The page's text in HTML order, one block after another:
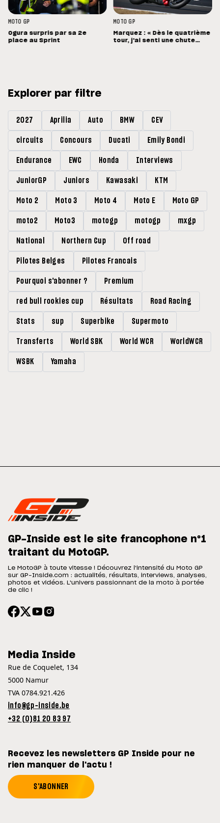
MOTO GP
Ogura surpris par sa 2e
place au Sprint
MOTO GP
Marquez : « Dès le quatrième
tour, j'ai senti une chute
Explorer par filtre
2027 Aprilia Auto BMW CEV
circuits Concours Ducati Emily Bondi
Endurance EWC Honda Interviews
JuniorGP Juniors Kawasaki KTM
Moto 2 Moto 3 Moto 4 Moto E Moto GP
moto2 Moto3 motogp motogp mxgp
National Northern Cup Off road
Pilotes Belges Pilotes Francais
Pourquoi s'abonner ? Premium
red bull rookies cup Résultats Road Racing
Stats sup Superbike Supermoto
Transferts World SBK World WCR WorldWCR
WSBK Yamaha
GP-Inside est le site francophone n°1
traitant du MotoGP.
Le MotoGP à toute vitesse ! Découvrez l'intensité du Moto GP
sur GP-Inside.com : actualités, résultats, interviews, analyses,
photos et vidéos. L'univers passionnant de la moto à portée
de clic !
Media Inside
Rue de Coquelet, 134
5000 Namur
TVA 0784.921.426
info@gp-inside.be
+32 (0)81 20 83 97
Recevez les newsletters GP Inside pour ne
rien manquer de l'actu !
S'ABONNER